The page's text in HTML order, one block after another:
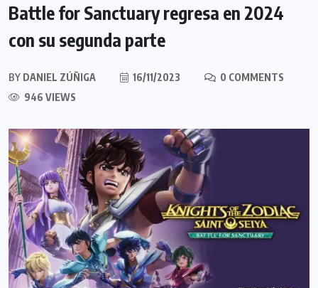
Battle for Sanctuary regresa en 2024
con su segunda parte
BY DANIEL ZÚÑIGA 16/11/2023
0 COMMENTS
946 VIEWS